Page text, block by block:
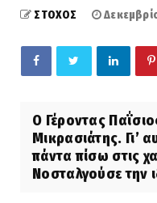
ΣΤΟΧΟΣ
Ο Γέροντας
Μικρασιάτης. Γι’
πάντα πίσω στις
Νοσταλγούσε την